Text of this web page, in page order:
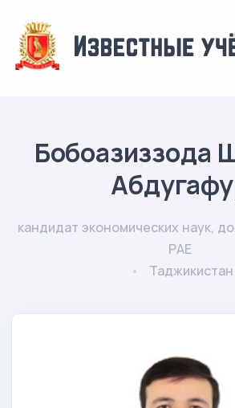
Бобоазиззода
кандидат экономических наук,
РАЕ
Таджикистан